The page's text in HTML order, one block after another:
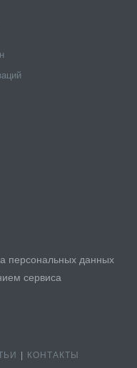
персональных данных
сервиса
КОНТАКТЫ